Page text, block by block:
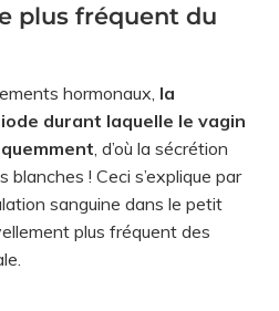
plus fréquent du
hormonaux, la
durant laquelle le vagin
, d’où la sécrétion
! Ceci s’explique par
sanguine dans le petit
plus fréquent des